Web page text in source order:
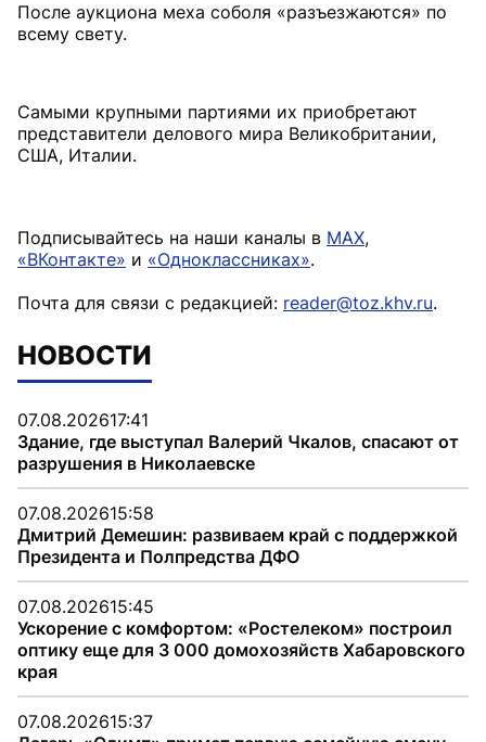
После аукциона меха соболя «разъезжаются» по
всему свету.
Самыми крупными партиями их приобретают
представители делового мира Великобритании,
США, Италии.
Подписывайтесь на наши каналы в MAX,
«ВКонтакте» и «Одноклассниках».
Почта для связи с редакцией: reader@toz.khv.ru.
НОВОСТИ
07.08.202617:41
Здание, где выступал Валерий Чкалов, спасают от
разрушения в Николаевске
07.08.202615:58
Дмитрий Демешин: развиваем край с поддержкой
Президента и Полпредства ДФО
07.08.202615:45
Ускорение с комфортом: «Ростелеком» построил
оптику еще для 3 000 домохозяйств Хабаровского
края
07.08.202615:37